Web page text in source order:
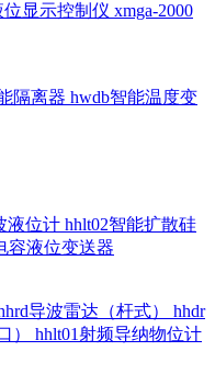
位显示控制仪 xmga-2000
隔离器 hwdb智能温度变
液位计 hhlt02智能扩散硅
容液位变送器
导波雷达（杆式） hhdr
） hhlt01射频导纳物位计